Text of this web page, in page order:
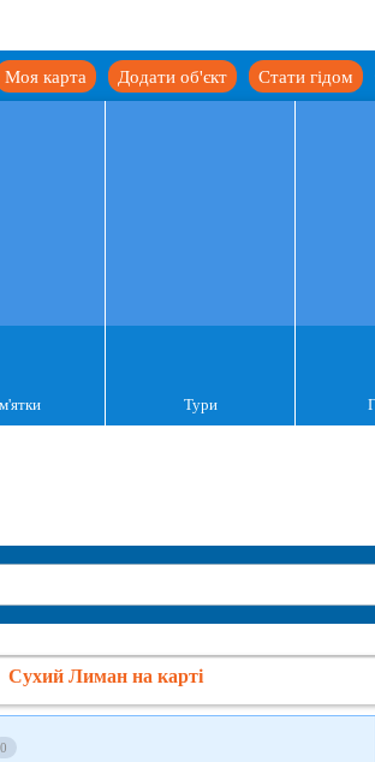
Стати гідом
Додати об'єкт
Моя карта
Тури
Сухий Лиман на карті
0